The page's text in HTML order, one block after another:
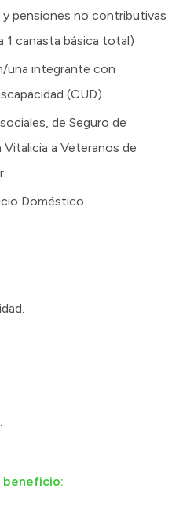
pensiones no contributivas
1 canasta básica total)
una integrante con
(CUD).
de Seguro de
a Veteranos de
Doméstico
beneficio: